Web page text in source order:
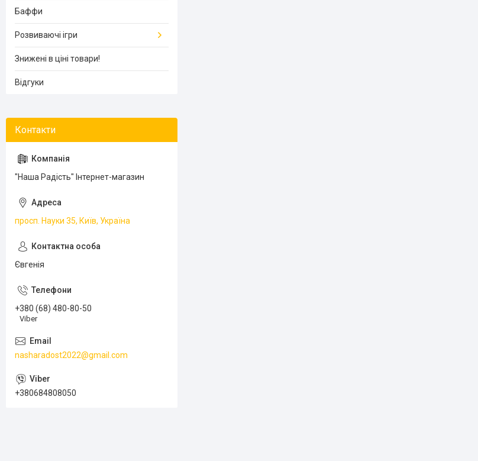
Баффи
Розвиваючі ігри
Знижені в ціні товари!
Відгуки
"Наша Радість" Інтернет-магазин
просп. Науки 35, Київ, Україна
Євгенія
+380 (68) 480-80-50
Viber
nasharadost2022@gmail.com
+380684808050